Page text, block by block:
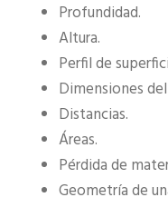
Profundidad.
Altura.
Perfil de
Dimensiones
Distancias.
Áreas.
Pérdida de
Geometría de